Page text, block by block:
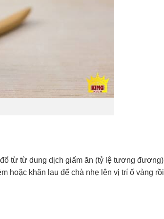
từ từ dung dịch giấm ăn (tỷ lệ tương đương)
hoặc khăn lau để chà nhẹ lên vị trí ố vàng rồi